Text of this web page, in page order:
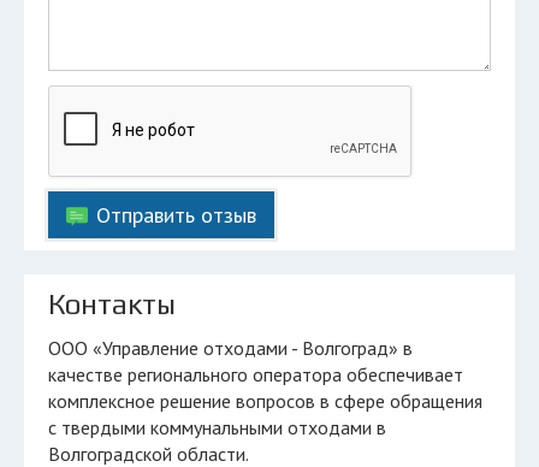
Отправить отзыв
Контакты
ООО «Управление отходами - Волгоград» в
качестве регионального оператора обеспечивает
комплексное решение вопросов в сфере обращения
с твердыми коммунальными отходами в
Волгоградской области.